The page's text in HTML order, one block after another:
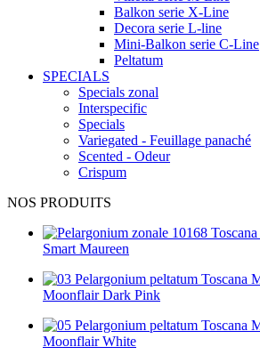
Balkon serie X-Line
Decora serie L-line
Mini-Balkon serie C-Line
Peltatum
SPECIALS
Specials zonal
Interspecific
Specials
Variegated - Feuillage panaché
Scented - Odeur
Crispum
NOS PRODUITS
Smart Maureen
Moonflair Dark Pink
Moonflair White